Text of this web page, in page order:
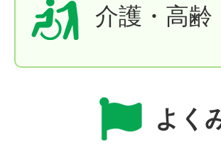
介護・高齢
よく